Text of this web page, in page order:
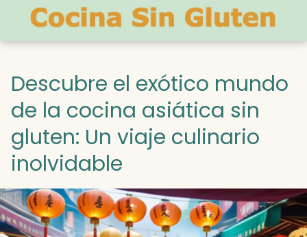
Descubre el exótico mundo
de la cocina asiática sin
gluten: Un viaje culinario
inolvidable